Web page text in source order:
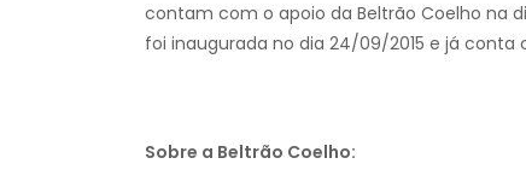
contam com o apoio da Beltrão Coelho na
foi inaugurada no dia 24/09/2015 e já conta
Sobre a Beltrão Coelho: